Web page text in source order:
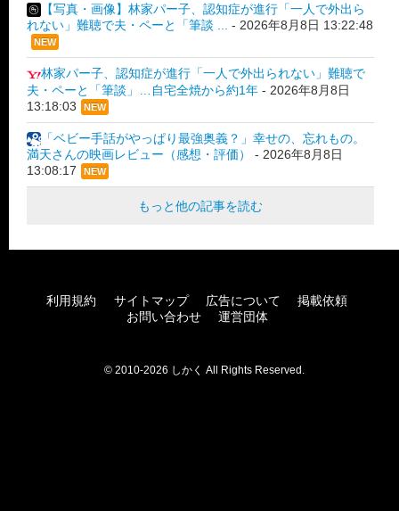
【写真・画像】林家パー子、認知症が進行「一人で外出ら
れない」難聴で夫・ペーと「筆談 ... - 2026年8月8日 13:22:48
NEW
林家パー子、認知症が進行「一人で外出られない」難聴で
夫・ペーと「筆談」…自宅全焼から約1年 - 2026年8月8日
13:18:03
NEW
「ベビー手話がやっぱり最強奥義？」幸せの、忘れもの。
満天さんの映画レビュー（感想・評価）
- 2026年8月8日
13:08:17
NEW
もっと他の記事を読む
利用規約 サイトマップ 広告について
掲載依頼
お問い合わせ
運営団体
© 2010-2026 しかく All Rights Reserved.